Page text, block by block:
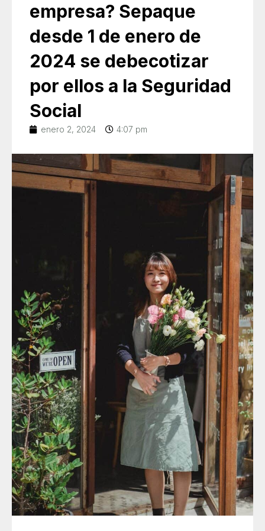
empresa? Sepaque
desde 1 de enero de
2024 se debecotizar
por ellos a la Seguridad
Social
enero 2, 2024 4:07 pm